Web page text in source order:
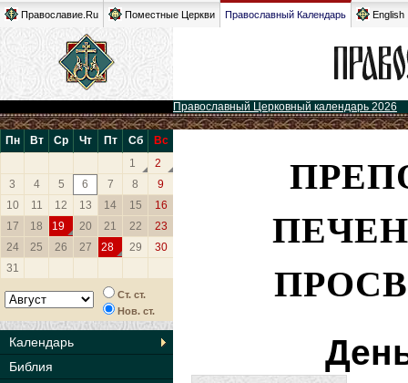
Православие.Ru Поместные Церкви Православный Календарь English
Православный Церковный календарь 2026
Пн Вт Ср Чт Пт Сб
Вс
1
2
3
4 5 6 7 8
9
10
11 12 13 14 15
16
17
18 19 20 21 22
23
24
25 26 27 28 29
30
31
Ст. ст.
Нов. ст.
Календарь
Библия